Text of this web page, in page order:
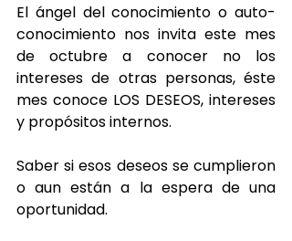
El ángel del conocimiento o auto-
conocimiento nos invita este mes
de octubre a conocer no los
intereses de otras personas, éste
mes conoce LOS DESEOS, intereses
y propósitos internos.
Saber si esos deseos se cumplieron
o aun están a la espera de una
oportunidad.